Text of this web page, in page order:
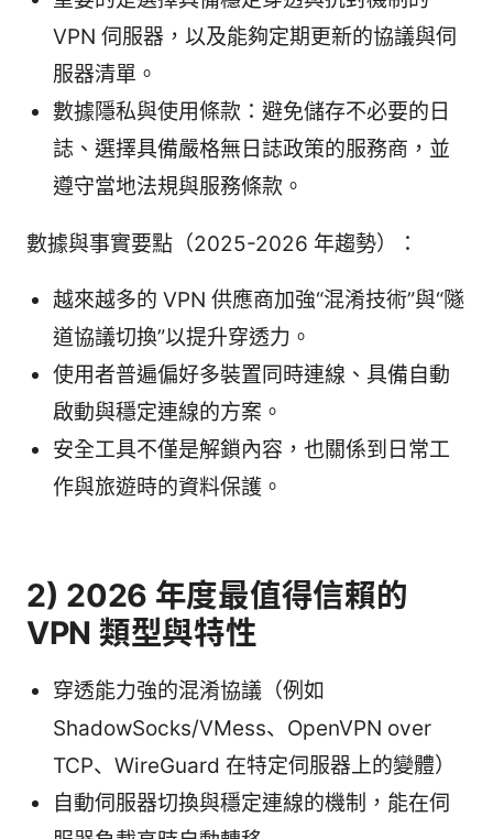
VPN 伺服器，以及能夠定期更新的協議與伺
服器清單。
數據隱私與使用條款：避免儲存不必要的日
誌、選擇具備嚴格無日誌政策的服務商，並
遵守當地法規與服務條款。
數據與事實要點（2025-2026 年趨勢）：
越來越多的 VPN 供應商加強“混淆技術”與“隧
道協議切換”以提升穿透力。
使用者普遍偏好多裝置同時連線、具備自動
啟動與穩定連線的方案。
安全工具不僅是解鎖內容，也關係到日常工
作與旅遊時的資料保護。
2) 2026 年度最值得信賴的
VPN 類型與特性
穿透能力強的混淆協議（例如
ShadowSocks/VMess、OpenVPN over
TCP、WireGuard 在特定伺服器上的變體）
自動伺服器切換與穩定連線的機制，能在伺